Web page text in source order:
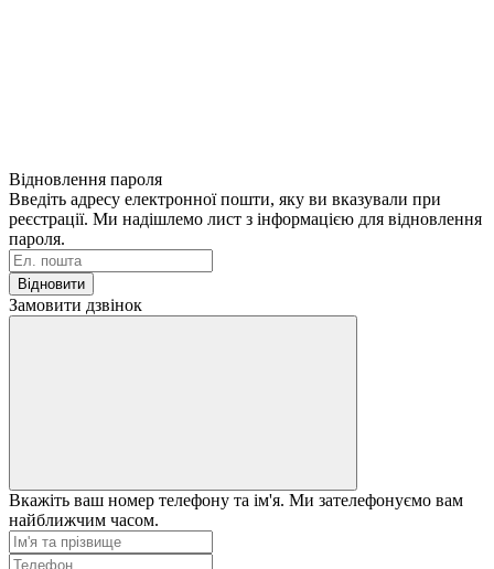
Відновлення пароля
Введіть адресу електронної пошти, яку ви вказували при
реєстрації. Ми надішлемо лист з інформацією для відновлення
пароля.
Відновити
Замовити дзвінок
Вкажіть ваш номер телефону та ім'я. Ми зателефонуємо вам
найближчим часом.